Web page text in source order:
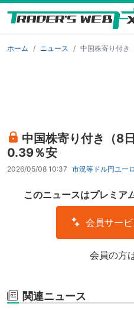
ホーム ニュース 中国株寄り付き
中国株寄り付き（8
0.39％安
2026/05/08 10:37 市況等 ドル円ユー
このニュースはプレミア
会員サー
会員の方
関連ニュース